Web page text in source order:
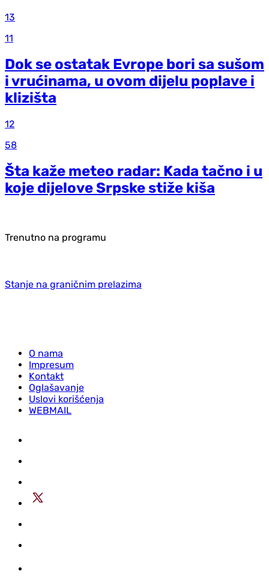
13
11
Dok se ostatak Evrope bori sa sušom
i vrućinama, u ovom dijelu poplave i
klizišta
12
58
Šta kaže meteo radar: Kada tačno i u
koje dijelove Srpske stiže kiša
Trenutno na programu
Stanje na graničnim prelazima
O nama
Impresum
Kontakt
Oglašavanje
Uslovi korišćenja
WEBMAIL